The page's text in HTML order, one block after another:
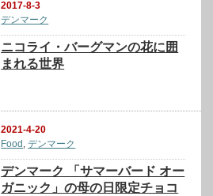
2017-8-3
デンマーク
ニコライ・バーグマンの花に囲
まれる世界
2021-4-20
Food ,デンマーク
デンマーク 「サマーバード オー
ガニック」の母の日限定チョコ